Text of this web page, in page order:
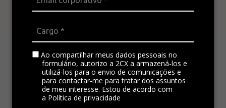
Ao compartilhar meus dados pessoais no
formulário, autorizo a 2CX a armazená-los e
utilizá-los para o envio de comunicações e
para contactar-me para tratar dos assuntos
de meu interesse. Estou de acordo com
a Política de privacidade
em todos os canais
A plataforma omnichannel é ideal para integrar
todos os canais da empresa, padronizando a
comunicação e gerando satisfação no
atendimento.